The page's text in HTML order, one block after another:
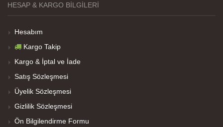
HESAP & KARGO BILGILERI
Hesabım
Kargo Takip
Kargo & İptal ve İade
Satış Sözleşmesi
Üyelik Sözleşmesi
Gizlilik Sözleşmesi
Ön Bilgilendirme Formu